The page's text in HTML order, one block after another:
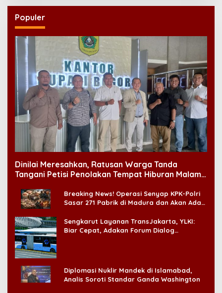
Populer
Dinilai Meresahkan, Ratusan Warga Tanda
Tangani Petisi Penolakan Tempat Hiburan Malam
Breaking News! Operasi Senyap KPK-Polri
Sasar 271 Pabrik di Madura dan Akan Ada
Sengkarut Layanan TransJakarta, YLKI:
Biar Cepat, Adakan Forum Dialog
Diplomasi Nuklir Mandek di Islamabad,
Analis Soroti Standar Ganda Washington